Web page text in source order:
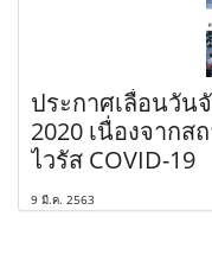
ประกาศเลื่อนวัน
2020 เนื่องจาก
ไวรัส COVID-19
9 มี.ค. 2563